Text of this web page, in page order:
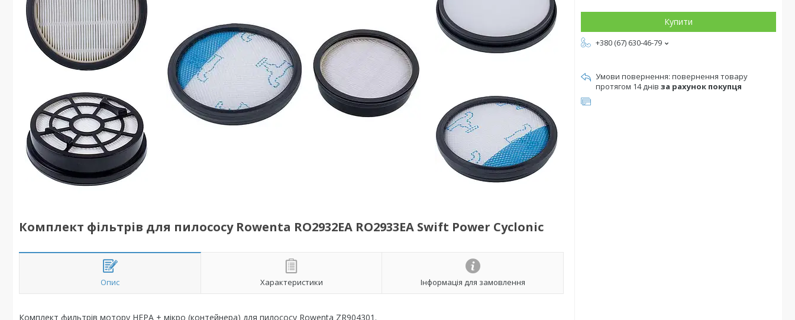
Комплект фільтрів для пилососу Rowenta RO2932EA RO2933EA Swift Power Cyclonic
Опис Характеристики Інформація для замовлення
Комплект фильтрів мотору HEPA + мікро (контейнера) для пилососу Rowenta ZR904301.
Купити
+380 (67) 630-46-79
повернення товару
протягом 14 днів за рахунок покупця